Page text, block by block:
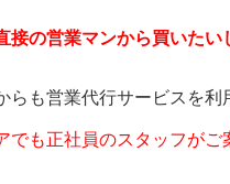
接の営業マンから買いたい
らも営業代行サービスを利
でも正社員のスタッフがご